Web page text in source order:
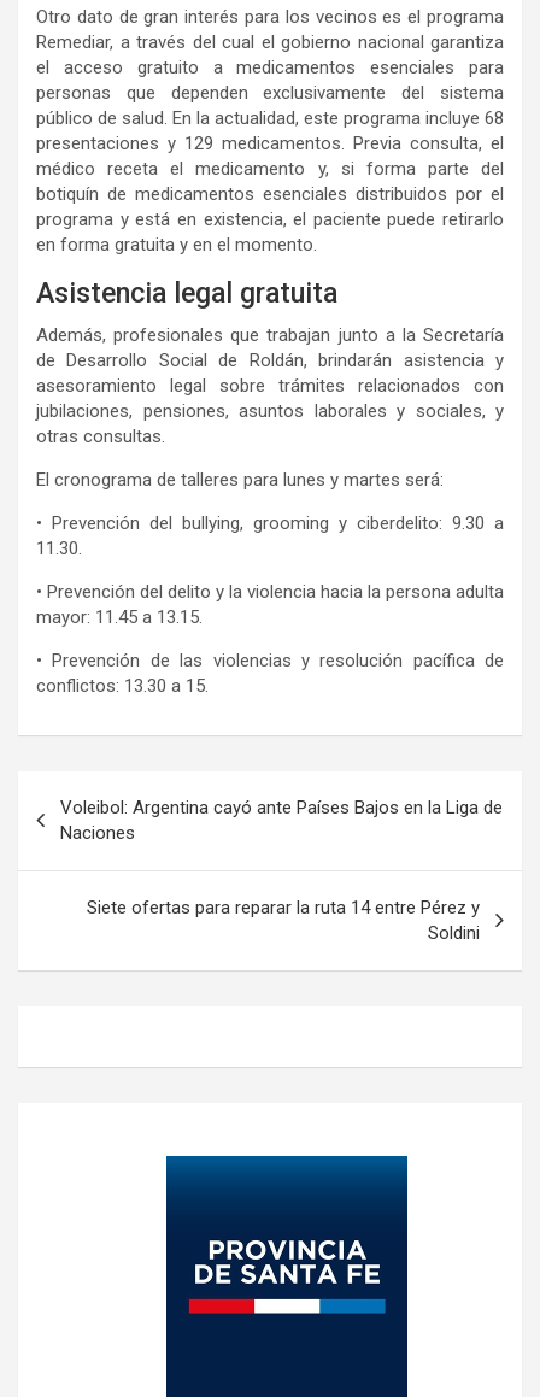
Otro dato de gran interés para los vecinos es el programa
Remediar, a través del cual el gobierno nacional garantiza
el acceso gratuito a medicamentos esenciales para
personas que dependen exclusivamente del sistema
público de salud. En la actualidad, este programa incluye 68
presentaciones y 129 medicamentos. Previa consulta, el
médico receta el medicamento y, si forma parte del
botiquín de medicamentos esenciales distribuidos por el
programa y está en existencia, el paciente puede retirarlo
en forma gratuita y en el momento.
Asistencia legal gratuita
Además, profesionales que trabajan junto a la Secretaría
de Desarrollo Social de Roldán, brindarán asistencia y
asesoramiento legal sobre trámites relacionados con
jubilaciones, pensiones, asuntos laborales y sociales, y
otras consultas.
El cronograma de talleres para lunes y martes será:
• Prevención del bullying, grooming y ciberdelito: 9.30 a
11.30.
• Prevención del delito y la violencia hacia la persona adulta
mayor: 11.45 a 13.15.
• Prevención de las violencias y resolución pacífica de
conflictos: 13.30 a 15.
de
entradas
Voleibol: Argentina cayó ante Países Bajos en la Liga de
Naciones
Siete ofertas para reparar la ruta 14 entre Pérez y
Soldini